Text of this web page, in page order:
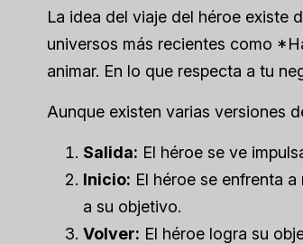
La idea del viaje del héroe existe
universos más recientes como
animar. En lo que respecta a tu
Aunque existen varias versiones
Salida: El héroe se ve
Inicio: El héroe se enfrenta
a su objetivo.
Volver: El héroe logra su